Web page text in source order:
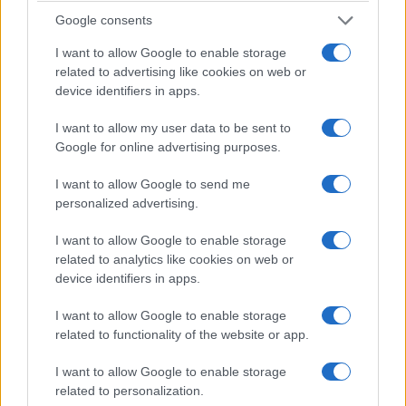
Google consents
I want to allow Google to enable storage
related to advertising like cookies on web or
device identifiers in apps.
I want to allow my user data to be sent to
Google for online advertising purposes.
I want to allow Google to send me
personalized advertising.
I want to allow Google to enable storage
related to analytics like cookies on web or
device identifiers in apps.
I want to allow Google to enable storage
related to functionality of the website or app.
I want to allow Google to enable storage
related to personalization.
La visitatrice avrebbe inoltre rivolto una domanda
condividesse la protesta. Dalle testimonianze
circolate online, la guida avrebbe evitato di
anche alla necessità di proseguire la visita. Gli
studenti avrebbero spiegato la loro iniziativa
come una “protesta contro il genocidio a Gaza”,
collegando quindi la manifestazione alla